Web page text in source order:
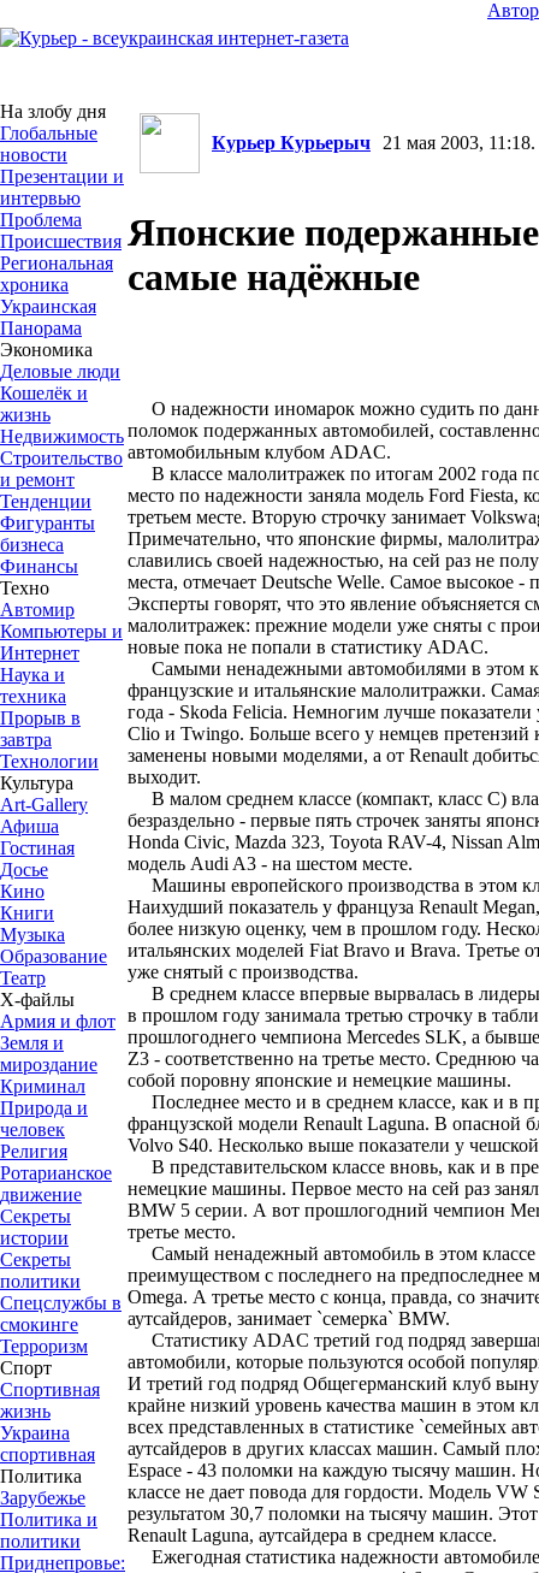
На злобу дня
Глобальные
новости
Презентации и
интервью
Проблема
Происшествия
Региональная
хроника
Украинская
Панорама
Экономика
Деловые люди
Кошелёк и
жизнь
Недвижимость
Строительство
и ремонт
Тенденции
Фигуранты
бизнеса
Финансы
Техно
Автомир
Компьютеры и
Интернет
Наука и
техника
Прорыв в
завтра
Технологии
Культура
Art-Gallery
Афиша
Гостиная
Досье
Кино
Книги
Музыка
Образование
Театр
Х-файлы
Армия и флот
Земля и
мироздание
Криминал
Природа и
человек
Религия
Ротарианское
движение
Секреты
истории
Секреты
политики
Спецслужбы в
смокинге
Терроризм
Спорт
Спортивная
жизнь
Украина
спортивная
Политика
Зарубежье
Политика и
политики
Приднепровье:
Курьер Курьерыч 21 мая 2003, 11:18.
Японские
самые надёжные
О надежности иномарок можно судить по
поломок подержанных автомобилей,
автомобильным клубом ADAC.
В классе малолитражек по итогам 2002 года
место по надежности заняла модель Ford Fiesta,
третьем месте. Вторую строчку занимает
Примечательно, что японские фирмы,
славились своей надежностью, на сей раз не
места, отмечает Deutsche Welle. Самое высокое -
Эксперты говорят, что это явление объясняется
малолитражек: прежние модели уже сняты с
новые пока не попали в статистику ADAC.
Самыми ненадежными автомобилями в этом
французские и итальянские малолитражки.
года - Skoda Felicia. Немногим лучше показатели
Clio и Twingo. Больше всего у немцев
заменены новыми моделями, а от Renault
выходит.
В малом среднем классе (компакт, класс С)
безраздельно - первые пять строчек заняты
Honda Civic, Mazda 323, Toyota RAV-4, Nissan
модель Audi A3 - на шестом месте.
Машины европейского производства в этом
Наихудший показатель у француза Renault
более низкую оценку, чем в прошлом году.
итальянских моделей Fiat Bravo и Brava. Третье
уже снятый с производства.
В среднем классе впервые вырвалась в лидеры
в прошлом году занимала третью строчку в
прошлогоднего чемпиона Mercedes SLK, а
Z3 - соответственно на третье место. Среднюю
собой поровну японские и немецкие машины.
Последнее место и в среднем классе, как и в
французской модели Renault Laguna. В опасной
Volvo S40. Несколько выше показатели у
В представительском классе вновь, как и в
немецкие машины. Первое место на сей раз
BMW 5 серии. А вот прошлогодний чемпион
третье место.
Самый ненадежный автомобиль в этом
преимуществом с последнего на предпоследнее
Omega. А третье место с конца, правда, со
аутсайдеров, занимает `семерка` BMW.
Статистику ADAC третий год подряд
автомобили, которые пользуются особой
И третий год подряд Общегерманский клуб
крайне низкий уровень качества машин в этом
всех представленных в статистике `семейных
аутсайдеров в других классах машин. Самый
Espace - 43 поломки на каждую тысячу машин.
классе не дает повода для гордости. Модель VW
результатом 30,7 поломки на тысячу машин.
Renault Laguna, аутсайдера в среднем классе.
Ежегодная статистика надежности